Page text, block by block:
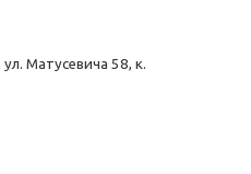
Матусевича 58, к.